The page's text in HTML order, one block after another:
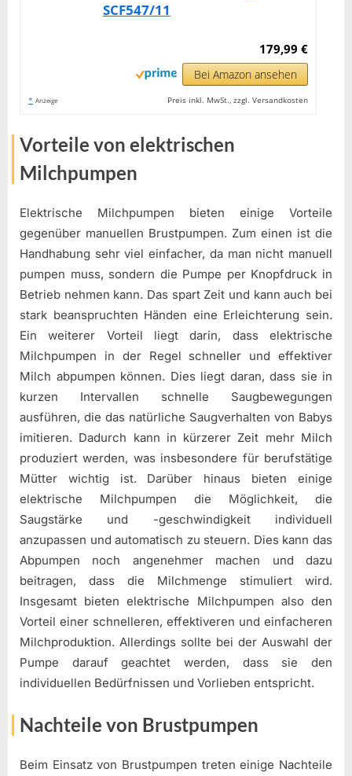
SCF547/11
179,99 €
Bei Amazon ansehen
* Anzeige Preis inkl. MwSt., zzgl. Versandkosten
Vorteile von elektrischen
Milchpumpen
Elektrische Milchpumpen bieten einige Vorteile
gegenüber manuellen Brustpumpen. Zum einen ist die
Handhabung sehr viel einfacher, da man nicht manuell
pumpen muss, sondern die Pumpe per Knopfdruck in
Betrieb nehmen kann. Das spart Zeit und kann auch bei
stark beanspruchten Händen eine Erleichterung sein.
Ein weiterer Vorteil liegt darin, dass elektrische
Milchpumpen in der Regel schneller und effektiver
Milch abpumpen können. Dies liegt daran, dass sie in
kurzen Intervallen schnelle Saugbewegungen
ausführen, die das natürliche Saugverhalten von Babys
imitieren. Dadurch kann in kürzerer Zeit mehr Milch
produziert werden, was insbesondere für berufstätige
Mütter wichtig ist. Darüber hinaus bieten einige
elektrische Milchpumpen die Möglichkeit, die
Saugstärke und -geschwindigkeit individuell
anzupassen und automatisch zu steuern. Dies kann das
Abpumpen noch angenehmer machen und dazu
beitragen, dass die Milchmenge stimuliert wird.
Insgesamt bieten elektrische Milchpumpen also den
Vorteil einer schnelleren, effektiveren und einfacheren
Milchproduktion. Allerdings sollte bei der Auswahl der
Pumpe darauf geachtet werden, dass sie den
individuellen Bedürfnissen und Vorlieben entspricht.
Nachteile von Brustpumpen
Beim Einsatz von Brustpumpen treten einige Nachteile